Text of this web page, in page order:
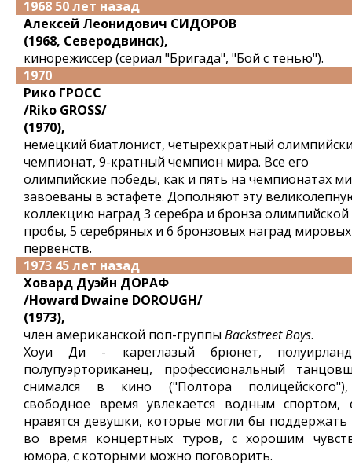
1968 50 лет назад
Алексей Леонидович СИДОРОВ
(1968, Северодвинск),
кинорежиссер (сериал "Бригада", "Бой с тенью").
1970
Рико ГРОСС
/Riko GROSS/
(1970),
немецкий биатлонист, четырехкратный
чемпионат, 9-кратный чемпион мира. Все его
олимпийские победы, как и пять на чемпионатах
завоеваны в эстафете. Дополняют эту
коллекцию наград 3 серебра и бронза олимпийской
пробы, 5 серебряных и 6 бронзовых наград мировых
первенств.
1973 45 лет назад
Ховард Дуэйн ДОРАФ
/Howard Dwaine DOROUGH/
(1973),
член американской поп-группы Backstreet Boys.
Хоуи Ди - кареглазый брюнет,
полупуэрториканец, профессиональный
снимался в кино ("Полтора
свободное время увлекается водным спортом,
нравятся девушки, которые могли бы поддержать
во время концертных туров, с хорошим
юмора, с которыми можно поговорить.